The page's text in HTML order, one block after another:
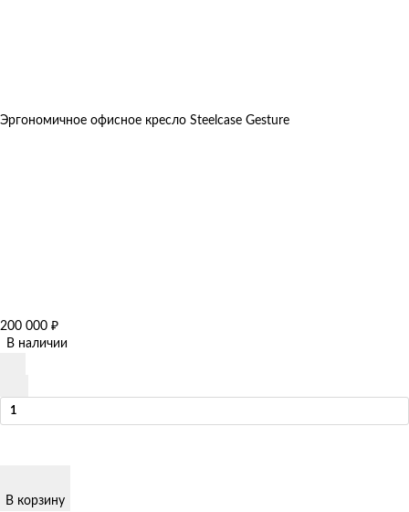
Эргономичное офисное кресло Steelcase Gesture
200 000 ₽
В наличии
В корзину